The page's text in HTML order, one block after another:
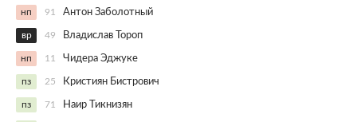
нп 91 Антон Заболотный
вр 49 Владислав Тороп
нп 11 Чидера Эджуке
пз 25 Кристиян Бистрович
пз 71 Наир Тикнизян